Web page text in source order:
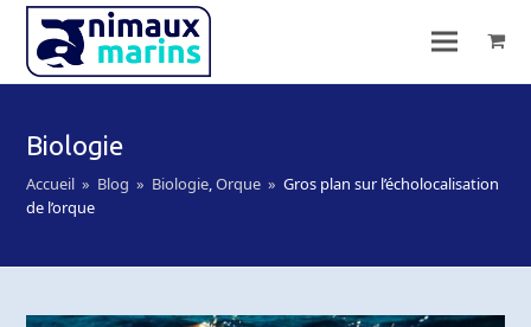
Biologie
Accueil » Blog » Biologie,Orque » Gros plan sur l’écholocalisation
de l’orque